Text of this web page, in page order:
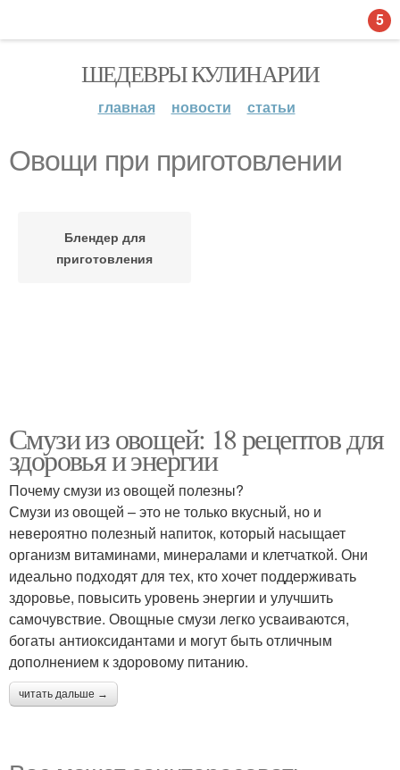
ШЕДЕВРЫ КУЛИНАРИИ
главная новости статьи
Овощи при приготовлении
Блендер для
приготовления
Смузи из овощей: 18 рецептов для
здоровья и энергии
Почему смузи из овощей полезны?
Смузи из овощей – это не только вкусный, но и
невероятно полезный напиток, который насыщает
организм витаминами, минералами и клетчаткой. Они
идеально подходят для тех, кто хочет поддерживать
здоровье, повысить уровень энергии и улучшить
самочувствие. Овощные смузи легко усваиваются,
богаты антиоксидантами и могут быть отличным
дополнением к здоровому питанию.
читать дальше →
5